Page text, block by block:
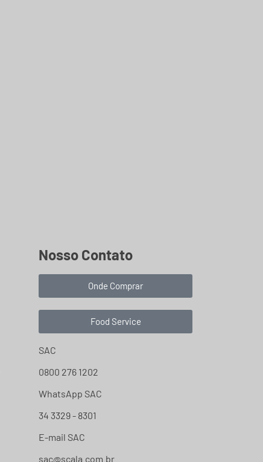
Nosso Contato
Onde Comprar
Food Service
SAC
0800 276 1202
WhatsApp SAC
34 3329 - 8301
E-mail SAC
sac@scala.com.br